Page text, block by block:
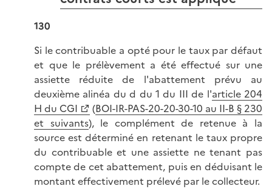
130
Si le contribuable a opté pour le taux par défaut
et que le prélèvement a été effectué sur une
assiette réduite de l'abattement prévu au
deuxième alinéa du d du 1 du III de l'article 204
H du CGI
(BOI-IR-PAS-20-20-30-10 au II-B § 230
et suivants), le complément de retenue à la
source est déterminé en retenant le taux propre
du contribuable et une assiette ne tenant pas
compte de cet abattement, puis en déduisant le
montant effectivement prélevé par le collecteur.